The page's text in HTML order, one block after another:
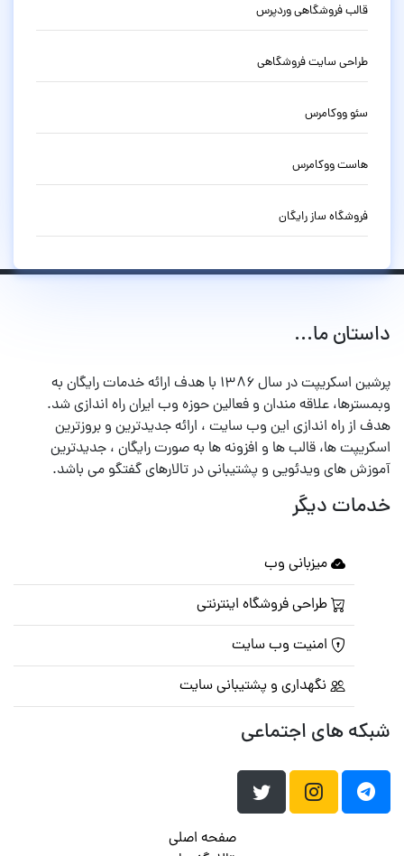
قالب فروشگاهی وردپرس
طراحی سایت فروشگاهی
سئو ووکامرس
هاست ووکامرس
فروشگاه ساز رایگان
داستان ما...
پرشین اسکریپت در سال ۱۳۸۶ با هدف ارائه خدمات رایگان به
وبمسترها، علاقه مندان و فعالین حوزه وب ایران راه اندازی شد.
هدف از راه اندازی این وب سایت ، ارائه جدیدترین و بروزترین
اسکریپت ها، قالب ها و افزونه ها به صورت رایگان ، جدیدترین
آموزش های ویدئویی و پشتیبانی در تالارهای گفتگو می باشد.
خدمات دیگر
میزبانی وب
طراحی فروشگاه اینترنتی
امنیت وب سایت
نگهداری و پشتیبانی سایت
شبکه های اجتماعی
صفحه اصلی